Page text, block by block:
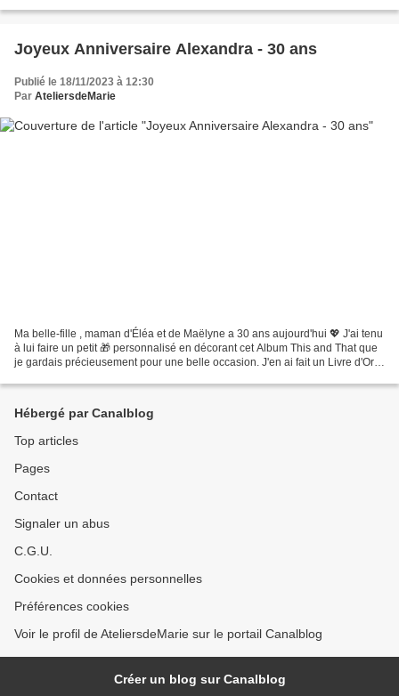
Joyeux Anniversaire Alexandra - 30 ans
Publié le 18/11/2023 à 12:30
Par AteliersdeMarie
Ma belle-fille , maman d'Éléa et de Maëlyne a 30 ans aujourd'hui 💖 J'ai tenu
à lui faire un petit 🎁 personnalisé en décorant cet Album This and That que
je gardais précieusement pour une belle occasion. J'en ai fait un Livre d'Or
Hébergé par Canalblog
Top articles
Pages
Contact
Signaler un abus
C.G.U.
Cookies et données personnelles
Préférences cookies
Voir le profil de AteliersdeMarie sur le portail Canalblog
Créer un blog sur Canalblog